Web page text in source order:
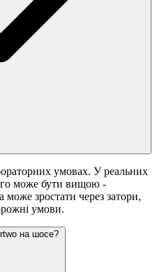
умовах. У реальних
може бути вищою -
може зростати через затори,
умови.
на шосе?